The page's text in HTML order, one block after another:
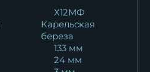
Х12МФ
Карельская
береза
133 мм
24 мм